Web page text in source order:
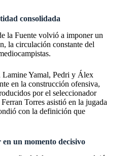
consolidada
la Fuente volvió a imponer un
la circulación constante del
Yamal, Pedri y Álex
en la construcción ofensiva,
por el seleccionador
Torres asistió en la jugada
con la definición que
un momento decisivo